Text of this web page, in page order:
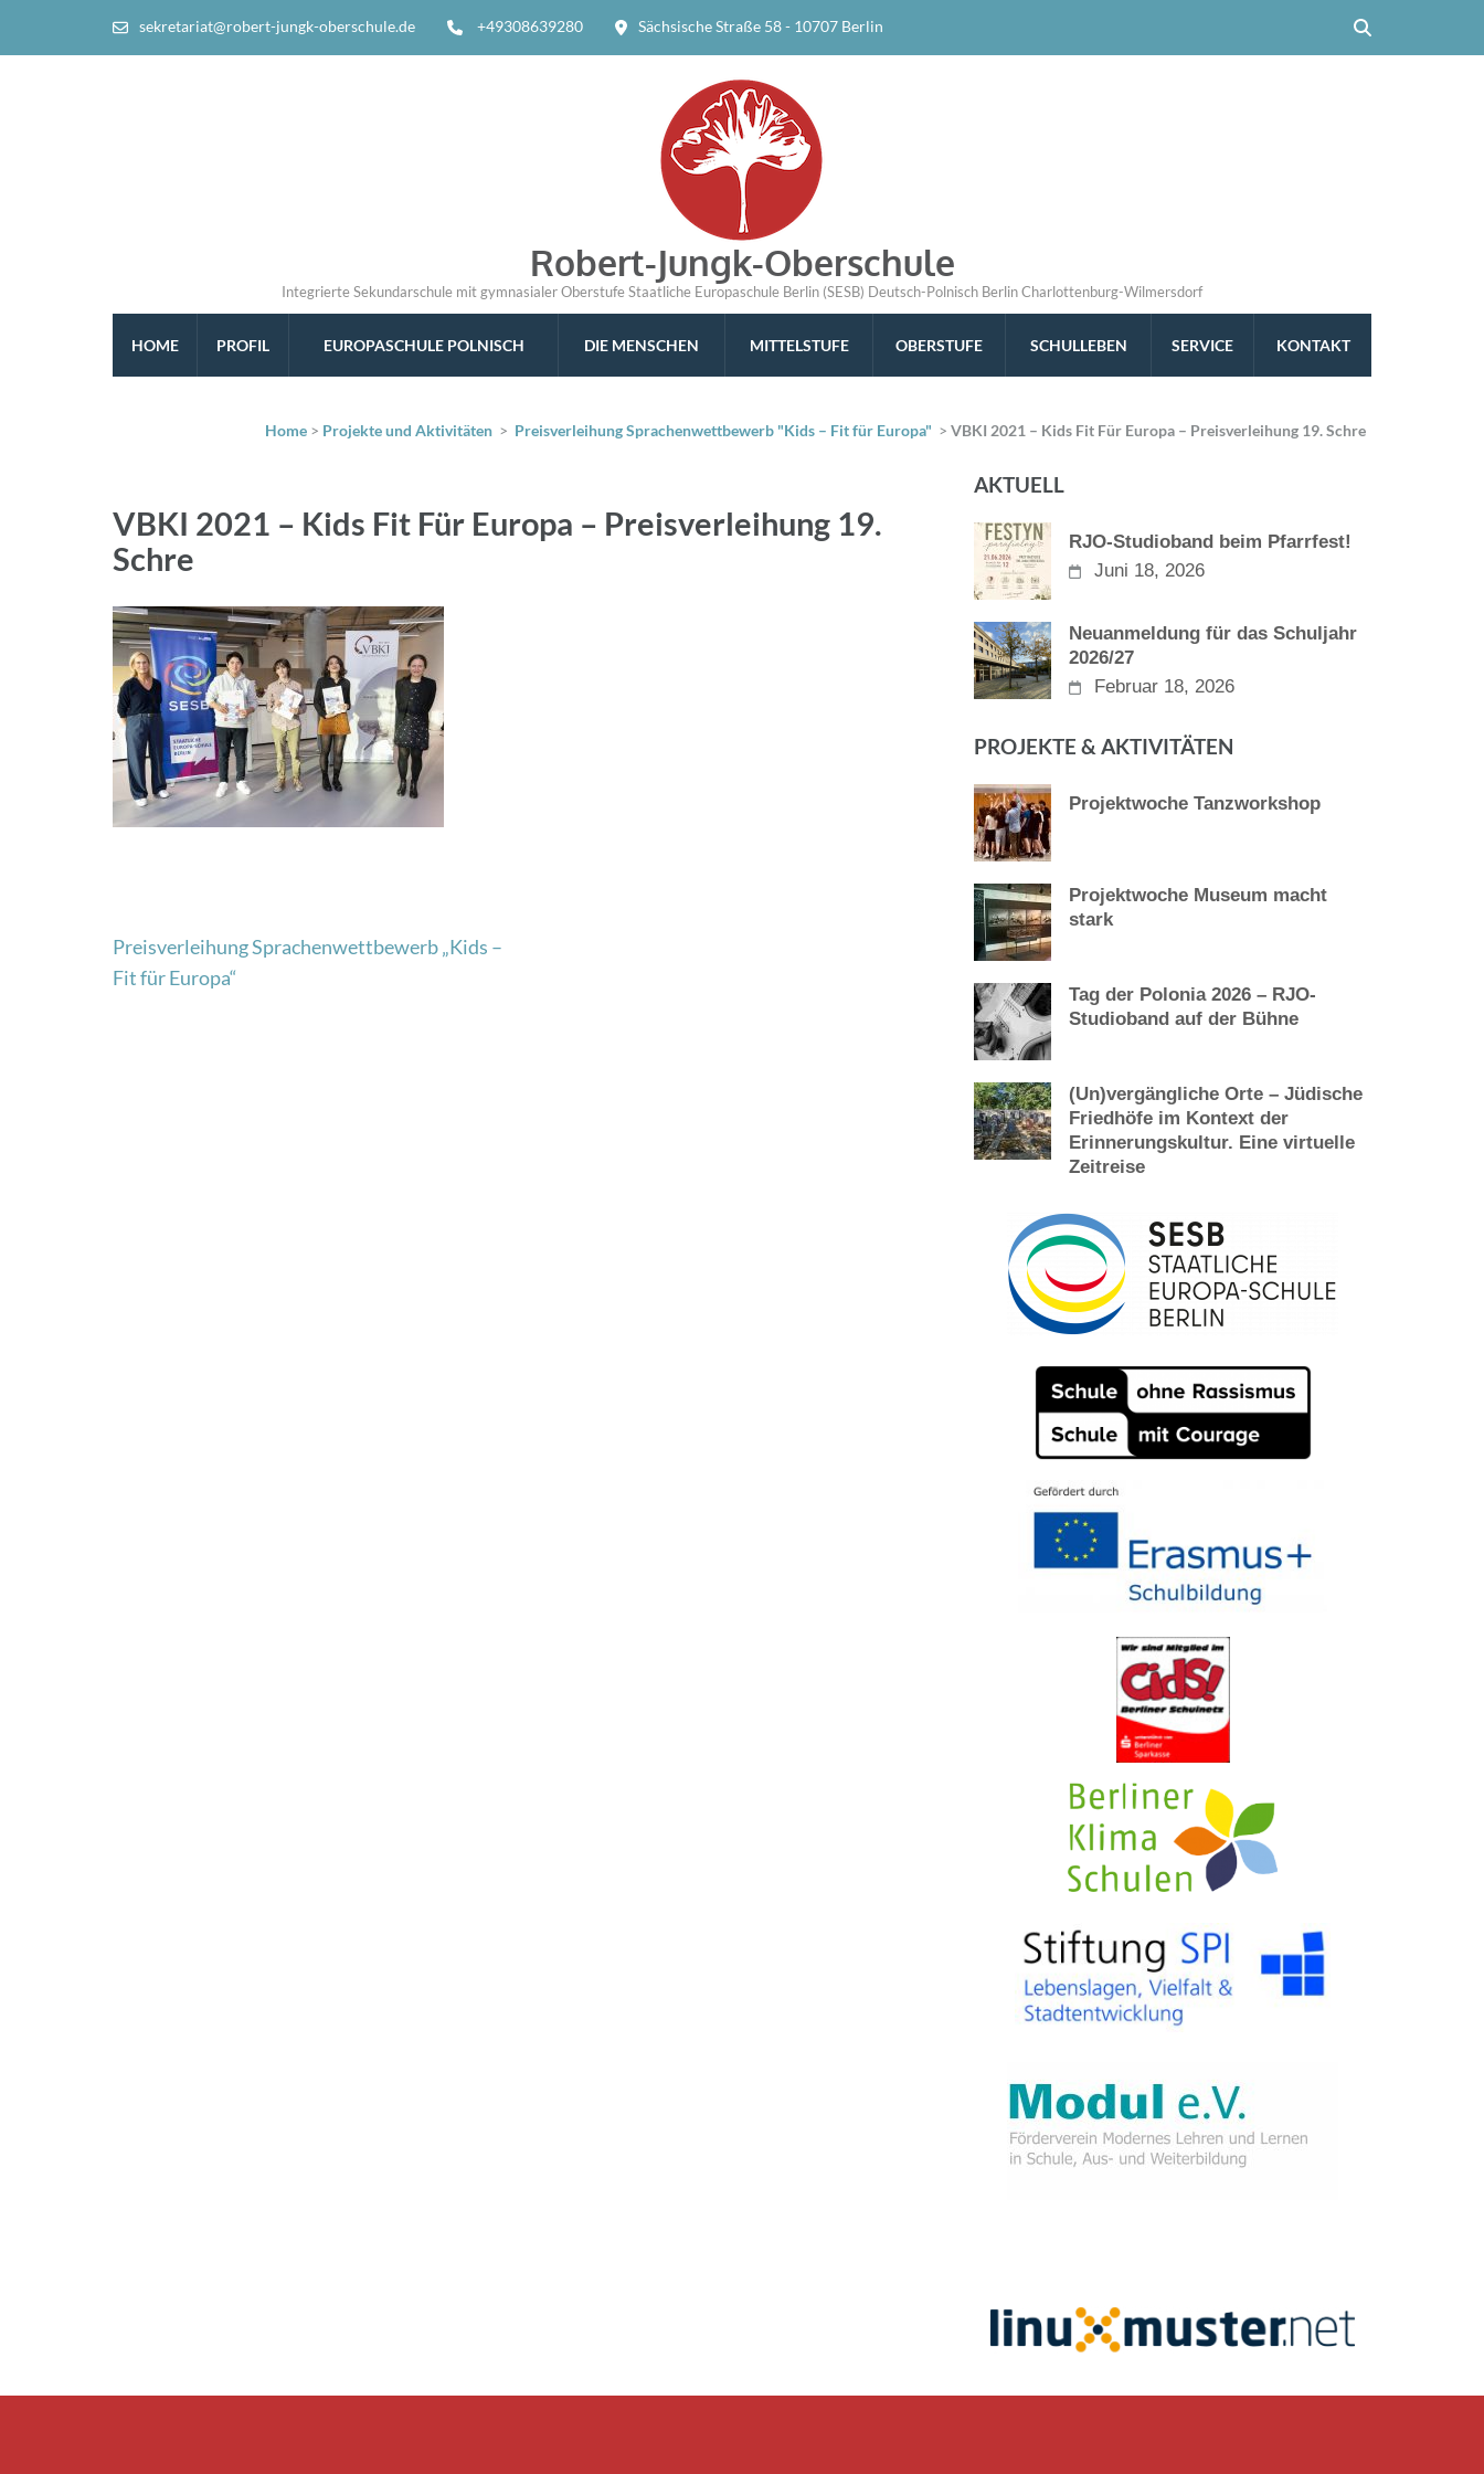
sekretariat@robert-jungk-oberschule.de +49308639280 Sächsische Straße 58 - 10707 Berlin
Robert-Jungk-Oberschule
Integrierte Sekundarschule mit gymnasialer Oberstufe Staatliche Europaschule Berlin (SESB) Deutsch-Polnisch Berlin Charlottenburg-Wilmersdorf
HOME PROFIL EUROPASCHULE POLNISCH DIE MENSCHEN MITTELSTUFE OBERSTUFE SCHULLEBEN SERVICE KONTAKT
Home > Projekte und Aktivitäten > Preisverleihung Sprachenwettbewerb "Kids – Fit für Europa" > VBKI 2021 – Kids Fit Für Europa – Preisverleihung 19. Schre
VBKI 2021 – Kids Fit Für Europa – Preisverleihung 19.
Schre
Beitragsnavigation
Preisverleihung Sprachenwettbewerb „Kids –
Fit für Europa“
AKTUELL
RJO-Studioband beim Pfarrfest!
Juni 18, 2026
Neuanmeldung für das Schuljahr
2026/27
Februar 18, 2026
PROJEKTE & AKTIVITÄTEN
Projektwoche Tanzworkshop
Projektwoche Museum macht
stark
Tag der Polonia 2026 – RJO-
Studioband auf der Bühne
(Un)vergängliche Orte – Jüdische
Friedhöfe im Kontext der
Erinnerungskultur. Eine virtuelle
Zeitreise